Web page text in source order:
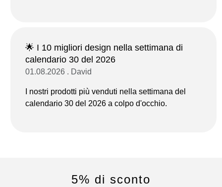
🌟 I 10 migliori design nella settimana di
calendario 30 del 2026
01.08.2026 . David
I nostri prodotti più venduti nella settimana del
calendario 30 del 2026 a colpo d'occhio.
5% di sconto